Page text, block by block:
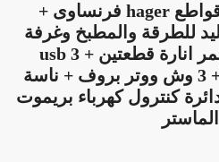
♦ لوحة فينوس 24 خط وقواطع hager فرنساوى +
عمل كشاف طوارئ 12 ليد للطرقة والمطبخ وغرفة
النوم + light dimmer ديمر انارة قطعتين + 3 usb
socket بريزة يو اس بى + 3 وش ووتر بروف + ناسة
كنترول كهرباء بريموت